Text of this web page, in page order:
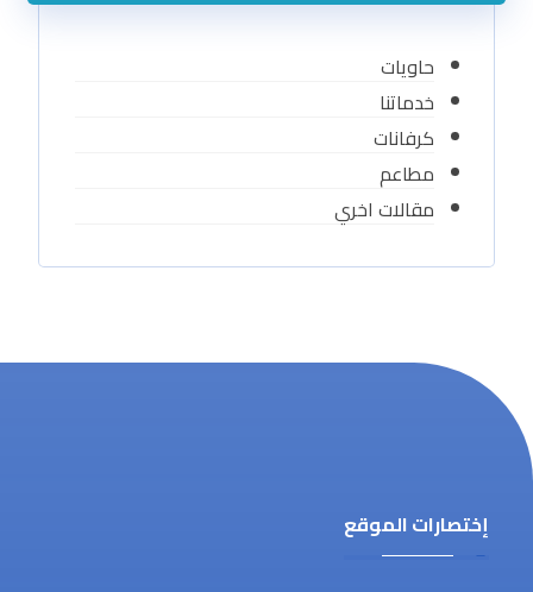
حاويات
خدماتنا
كرفانات
مطاعم
مقالات اخري
إختصارات الموقع